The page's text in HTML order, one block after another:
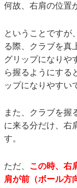
何故、右肩の位置
ということですが
る際、クラブを真
グリップになりや
ら握るようにする
ップになりやすい
また、クラブを握
に来る分だけ、右
す。
ただ、
この時、右
肩が前（ボール方